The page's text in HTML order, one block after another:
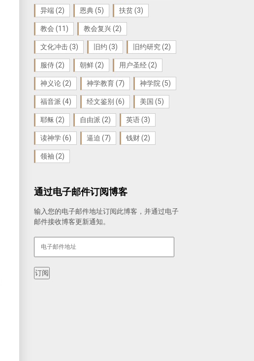
异端(2) 恩典(5) 扶贫 (3)
教会 (11) 教会复兴(2)
文化冲击(3) 旧约 (3) 旧约研究(2)
服侍(2) 朝鲜(2) 用户圣经(2)
神义论(2) 神学教育(7) 神学院 (5)
福音派 (4) 经文鉴别 (6) 美国 (5)
耶稣 (2) 自由派 (2) 英语(3)
读神学(6) 逼迫 (7) 钱财(2)
领袖 (2)
通过电子邮件订阅博客
输入您的电子邮件地址订阅此博客，并通过电子
邮件接收博客更新通知。
件
订阅